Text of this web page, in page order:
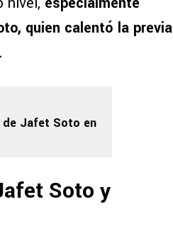
quien calentó la previa
.
de Jafet Soto en
Soto y